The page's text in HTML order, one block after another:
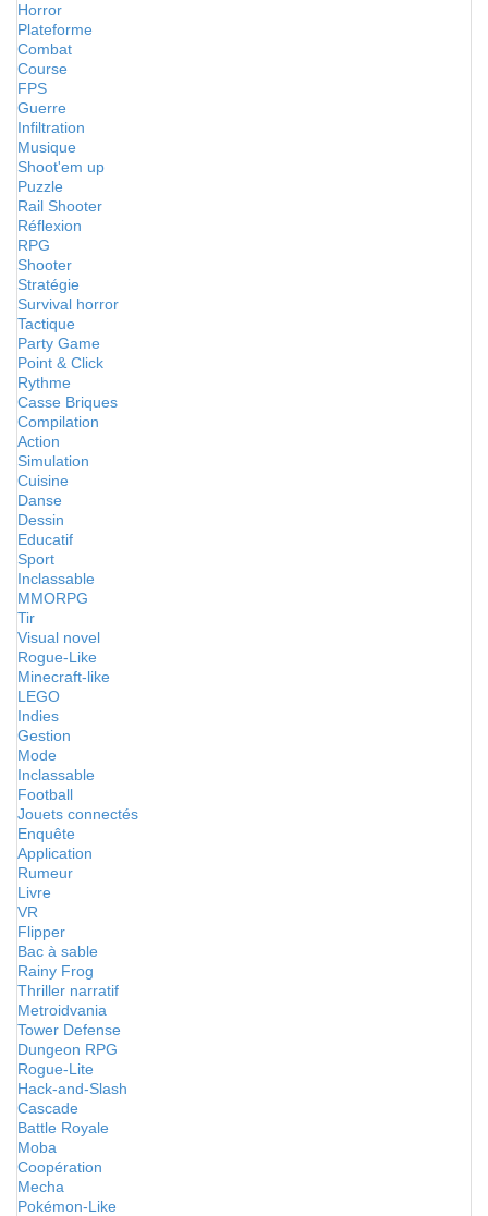
Horror
Plateforme
Combat
Course
FPS
Guerre
Infiltration
Musique
Shoot'em up
Puzzle
Rail Shooter
Réflexion
RPG
Shooter
Stratégie
Survival horror
Tactique
Party Game
Point & Click
Rythme
Casse Briques
Compilation
Action
Simulation
Cuisine
Danse
Dessin
Educatif
Sport
Inclassable
MMORPG
Tir
Visual novel
Rogue-Like
Minecraft-like
LEGO
Indies
Gestion
Mode
Inclassable
Football
Jouets connectés
Enquête
Application
Rumeur
Livre
VR
Flipper
Bac à sable
Rainy Frog
Thriller narratif
Metroidvania
Tower Defense
Dungeon RPG
Rogue-Lite
Hack-and-Slash
Cascade
Battle Royale
Moba
Coopération
Mecha
Pokémon-Like